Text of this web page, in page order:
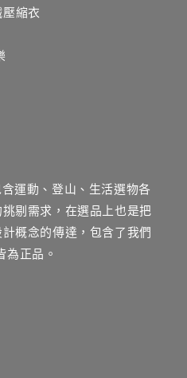
縮衣
運動、登山、生活選物各
剔需求，在選品上也是把
概念的傳達，包含了我們
正品。